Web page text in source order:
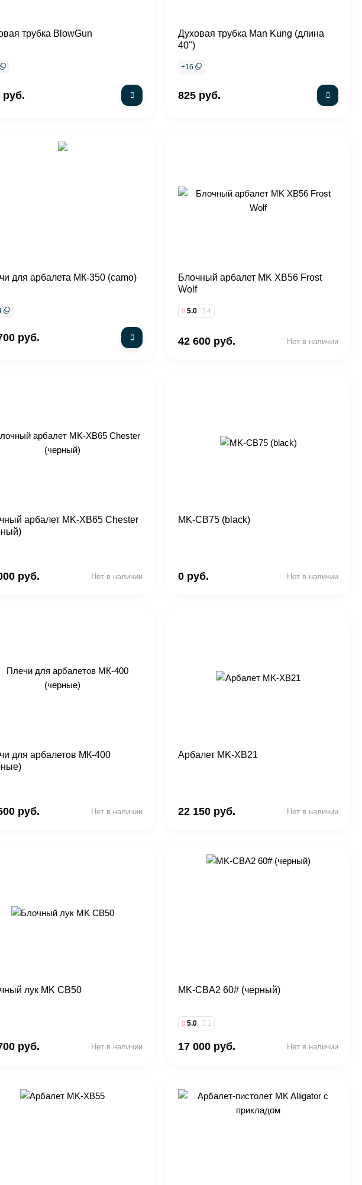
трубка BlowGun
руб.
Духовая трубка Man Kung (длина
40")
+16
825 руб.
для арбалета МК-350 (camo)
руб.
Блочный арбалет MK XB56 Frost
Wolf
5.0 4
42 600 руб. Нет в наличии
арбалет MK-XB65 Chester
руб. Нет в наличии
MK-CB75 (black)
0 руб. Нет в наличии
для арбалетов МК-400
руб. Нет в наличии
Арбалет MK-XB21
22 150 руб. Нет в наличии
лук MK CB50
руб. Нет в наличии
MK-CBA2 60# (черный)
5.0 1
17 000 руб. Нет в наличии